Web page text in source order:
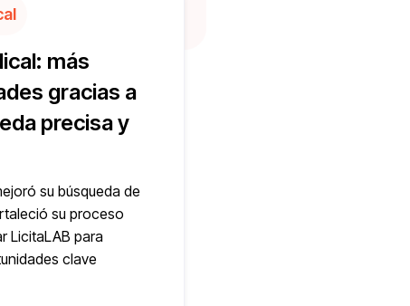
más
gracias a
precisa y
su búsqueda de
su proceso
LicitaLAB para
clave